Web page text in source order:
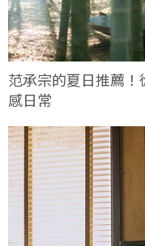
范承宗的夏日推薦
感日常